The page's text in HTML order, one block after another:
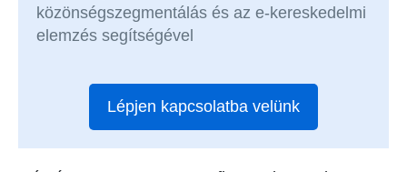
közönségszegmentálás és az e-kereskedelmi
elemzés segítségével
Lépjen kapcsolatba velünk